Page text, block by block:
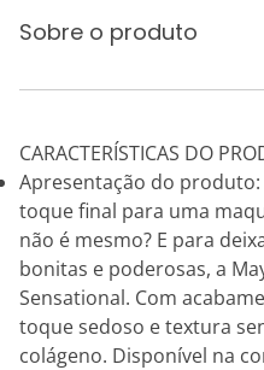
Sobre o produto
CARACTERÍSTICAS DO
Apresentação do
toque final para uma
não é mesmo? E para
bonitas e poderosas, a
Sensational. Com
toque sedoso e textura
colágeno. Disponível na